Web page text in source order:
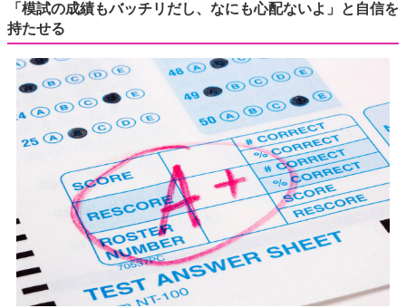
「模試の成績もバッチリだし、なにも心配ないよ」と自信を
持たせる